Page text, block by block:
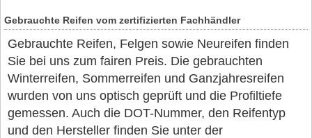
Gebrauchte Reifen vom zertifizierten Fachhändler
Gebrauchte Reifen, Felgen sowie Neureifen finden
Sie bei uns zum fairen Preis. Die gebrauchten
Winterreifen, Sommerreifen und Ganzjahresreifen
wurden von uns optisch geprüft und die Profiltiefe
gemessen. Auch die DOT-Nummer, den Reifentyp
und den Hersteller finden Sie unter der